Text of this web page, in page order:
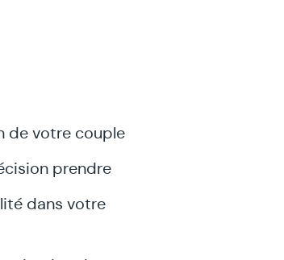
de votre couple
prendre
dans votre